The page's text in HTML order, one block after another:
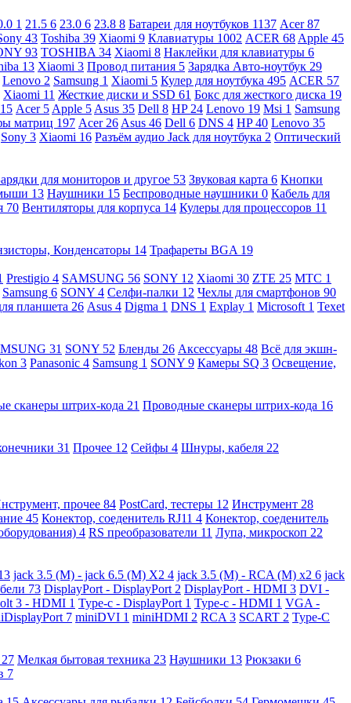
1 21.5 6 23.0 6 23.8 8 Батареи для ноутбуков 1137 Acer87
43 Toshiba 39 Xiaomi 9 Клавиатуры 1002 ACER 68 Apple 45
93 TOSHIBA 34 Xiaomi 8 Наклейки для клавиатуры 6
13 Xiaomi 3 Провод питания 5 Зарядка Авто-ноутбук 29
Lenovo 2 Samsung 1 Xiaomi 5 Кулер для ноутбука 495 ACER 57
Xiaomi 11 Жесткие диски и SSD 61 Бокс для жесткого диска 19
Acer 5 Apple 5 Asus 35 Dell 8 HP 24 Lenovo 19 Msi 1 Samsung
матриц 197 Acer 26 Asus 46 Dell 6 DNS 4 HP40 Lenovo 35
Sony 3 Xiaomi 16 Разъём аудио Jack для ноутбука 2 Оптический
для мониторов и другое 53 Звуковая карта 6 Кнопки
13 Наушники 15 Беспроводные наушники 0 Кабель для
70 Вентиляторы для корпуса 14 Кулеры для процессоров 11
Конденсаторы 14 Трафареты BGA 19
Prestigio 4 SAMSUNG 56 SONY 12 Xiaomi 30 ZTE 25 МТС 1
Samsung 6 SONY 4 Селфи-палки 12 Чехлы для смартфонов 90
планшета 26 Asus 4 Digma 1 DNS 1 Explay 1 Microsoft 1 Texet
31 SONY 52 Бленды 26 Аксессуары 48 Всё для экшн-
3 Panasonic 4 Samsung 1 SONY 9 Камеры SQ 3 Освещение,
сканеры штрих-кода 21 Проводные сканеры штрих-кода 16
31 Прочее 12 Сейфы 4 Шнуры, кабеля 22
прочее 84 PostCard, тестеры 12 Инструмент 28
45 Конектор, соеденитель RJ11 4 Конектор, соеденитель
4 RS преобразователи 11 Лупа, микроскоп 22
jack 3.5 (M) - jack 6.5 (M) X2 4 jack 3.5 (M) - RCA (M) x2 6 jack
73 DisplayPort - DisplayPort 2 DisplayPort - HDMI 3 DVI -
3 - HDMI 1 Type-c - DisplayPort 1 Type-c - HDMI 1 VGA -
7 miniDVI 1 miniHDMI 2 RCA 3 SCART 2 Type-C
27 Мелкая бытовая техника 23 Наушники 13 Рюкзаки 6
7